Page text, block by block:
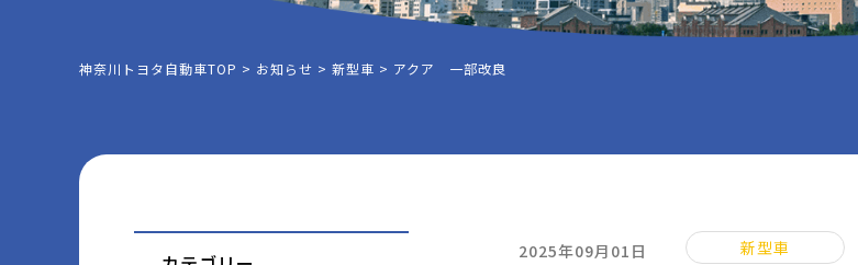
神奈川トヨタ自動車TOP > お知らせ > 新型車 > アクア 一部改良
2025年09月01日 新型車